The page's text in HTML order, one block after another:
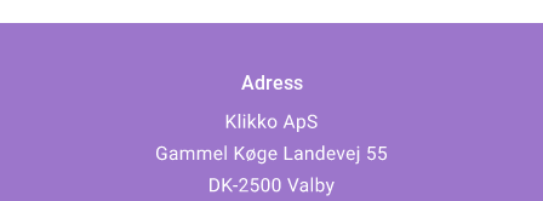
Adress